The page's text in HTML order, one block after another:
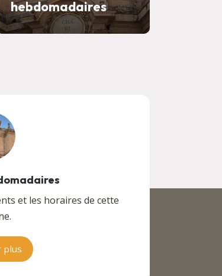
hebdomadaires
et les horaires de cette
plus